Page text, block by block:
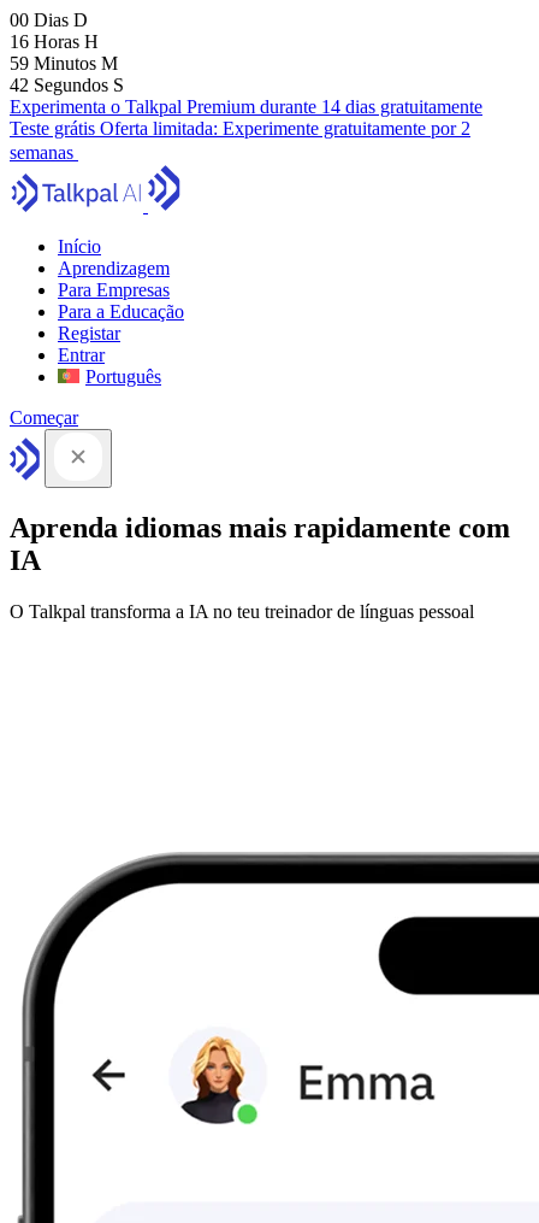
00 Dias D
16 Horas H
59 Minutos M
41 Segundos S
Experimenta o Talkpal Premium durante 14 dias gratuitamente
Teste grátis Oferta limitada: Experimente gratuitamente por 2
semanas
Início
Aprendizagem
Para Empresas
Para a Educação
Registar
Entrar
Português
Começar
Aprenda idiomas mais rapidamente com
IA
O Talkpal transforma a IA no teu treinador de línguas pessoal